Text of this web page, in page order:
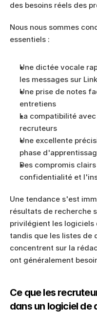
des besoins réels des
Nous nous sommes
essentiels :
Une dictée vocale
les messages sur
Une prise de notes
entretiens
La compatibilité
recruteurs
Une excellente
phase
Des compromis
confidentialité et
Une tendance s'est
résultats de recherche
privilégient les
tandis que les listes de
concentrent sur la
ont généralement
Ce que les
dans un logiciel de